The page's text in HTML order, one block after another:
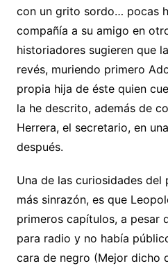
con un grito sordo… pocas
compañía a su amigo en
historiadores sugieren que
revés, muriendo primero
propia hija de éste quien
la he descrito, además de
Herrera, el secretario, en
después.
Una de las curiosidades del
más sinrazón, es que
primeros capítulos, a pesar
para radio y no había
cara de negro (Mejor dicho